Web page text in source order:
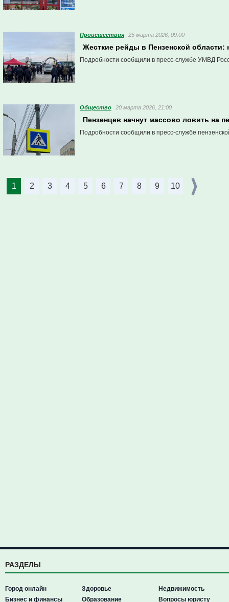
Проиcшествия 25 марта 2026, 09:00
Жесткие рейды в Пензенской области:
Подробности сообщили в пресс-службе УМВД
Общество 20 марта 2026, 21:00
Пензенцев начнут массово ловить на
Подробности сообщили в пресс-службе
1 2 3 4 5 6 7 8 9 10
РАЗДЕЛЫ
Город онлайн
Бизнес и финансы
Здоровье
Образование
Недвижимость
Вопросы юристу